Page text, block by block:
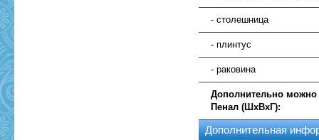
- столешница
- плинтус
- раковина
Дополнительно можно
Пенал (ШхВхГ):
Дополнительная